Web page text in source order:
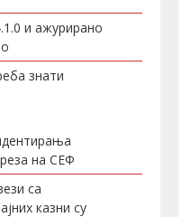
и ажурирано
знати
на СЕФ
са
казни су